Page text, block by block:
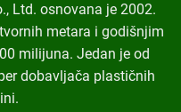
Ltd. osnovana je 2002.
metara i godišnjim
milijuna. Jedan je od
dobavljača plastičnih